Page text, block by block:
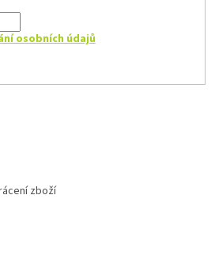
osobních údajů
zboží